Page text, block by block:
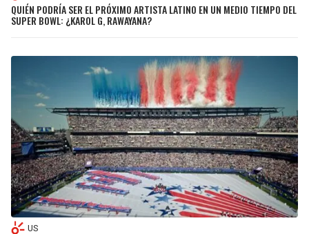
QUIÉN PODRÍA SER EL PRÓXIMO ARTISTA LATINO EN UN MEDIO TIEMPO DEL
SUPER BOWL: ¿KAROL G, RAWAYANA?
US